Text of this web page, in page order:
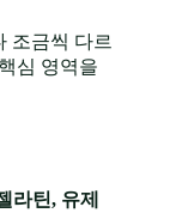
조금씩 다르
심 영역을
라틴, 유제